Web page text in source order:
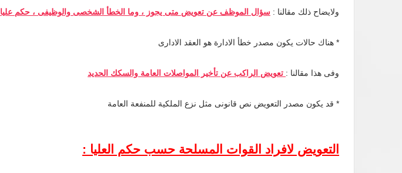
ولايضاح ذلك مقالنا : سؤال الموظف عن تعويض متى يجوز ، وما الخطأ الشخصى والوظيفى ، حكم عليا
* هناك حالات يكون مصدر خطأ الادارة هو العقد الادارى
وفى هذا مقالنا : تعويض الراكب عن تأخير المواصلات العامة والسكك الحديد
* قد يكون مصدر التعويض نص قانونى مثل نزع الملكية للمنفعة العامة
التعويض لافراد القوات المسلحة حسب حكم العليا :